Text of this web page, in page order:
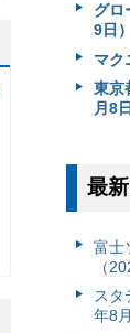
グロ
9日）
マク
東京
月8
最
富⼠
（
スタ
年8